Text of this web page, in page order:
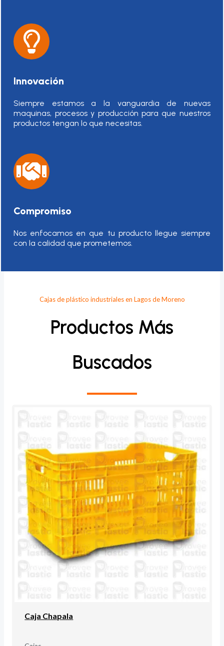
Innovación
Siempre estamos a la vanguardia de nuevas
maquinas, procesos y producción para que nuestros
productos tengan lo que necesitas.
Compromiso
Nos enfocamos en que tu producto llegue siempre
con la calidad que prometemos.
Cajas de plástico industriales en Lagos de Moreno
Productos Más
Buscados
Caja Chapala